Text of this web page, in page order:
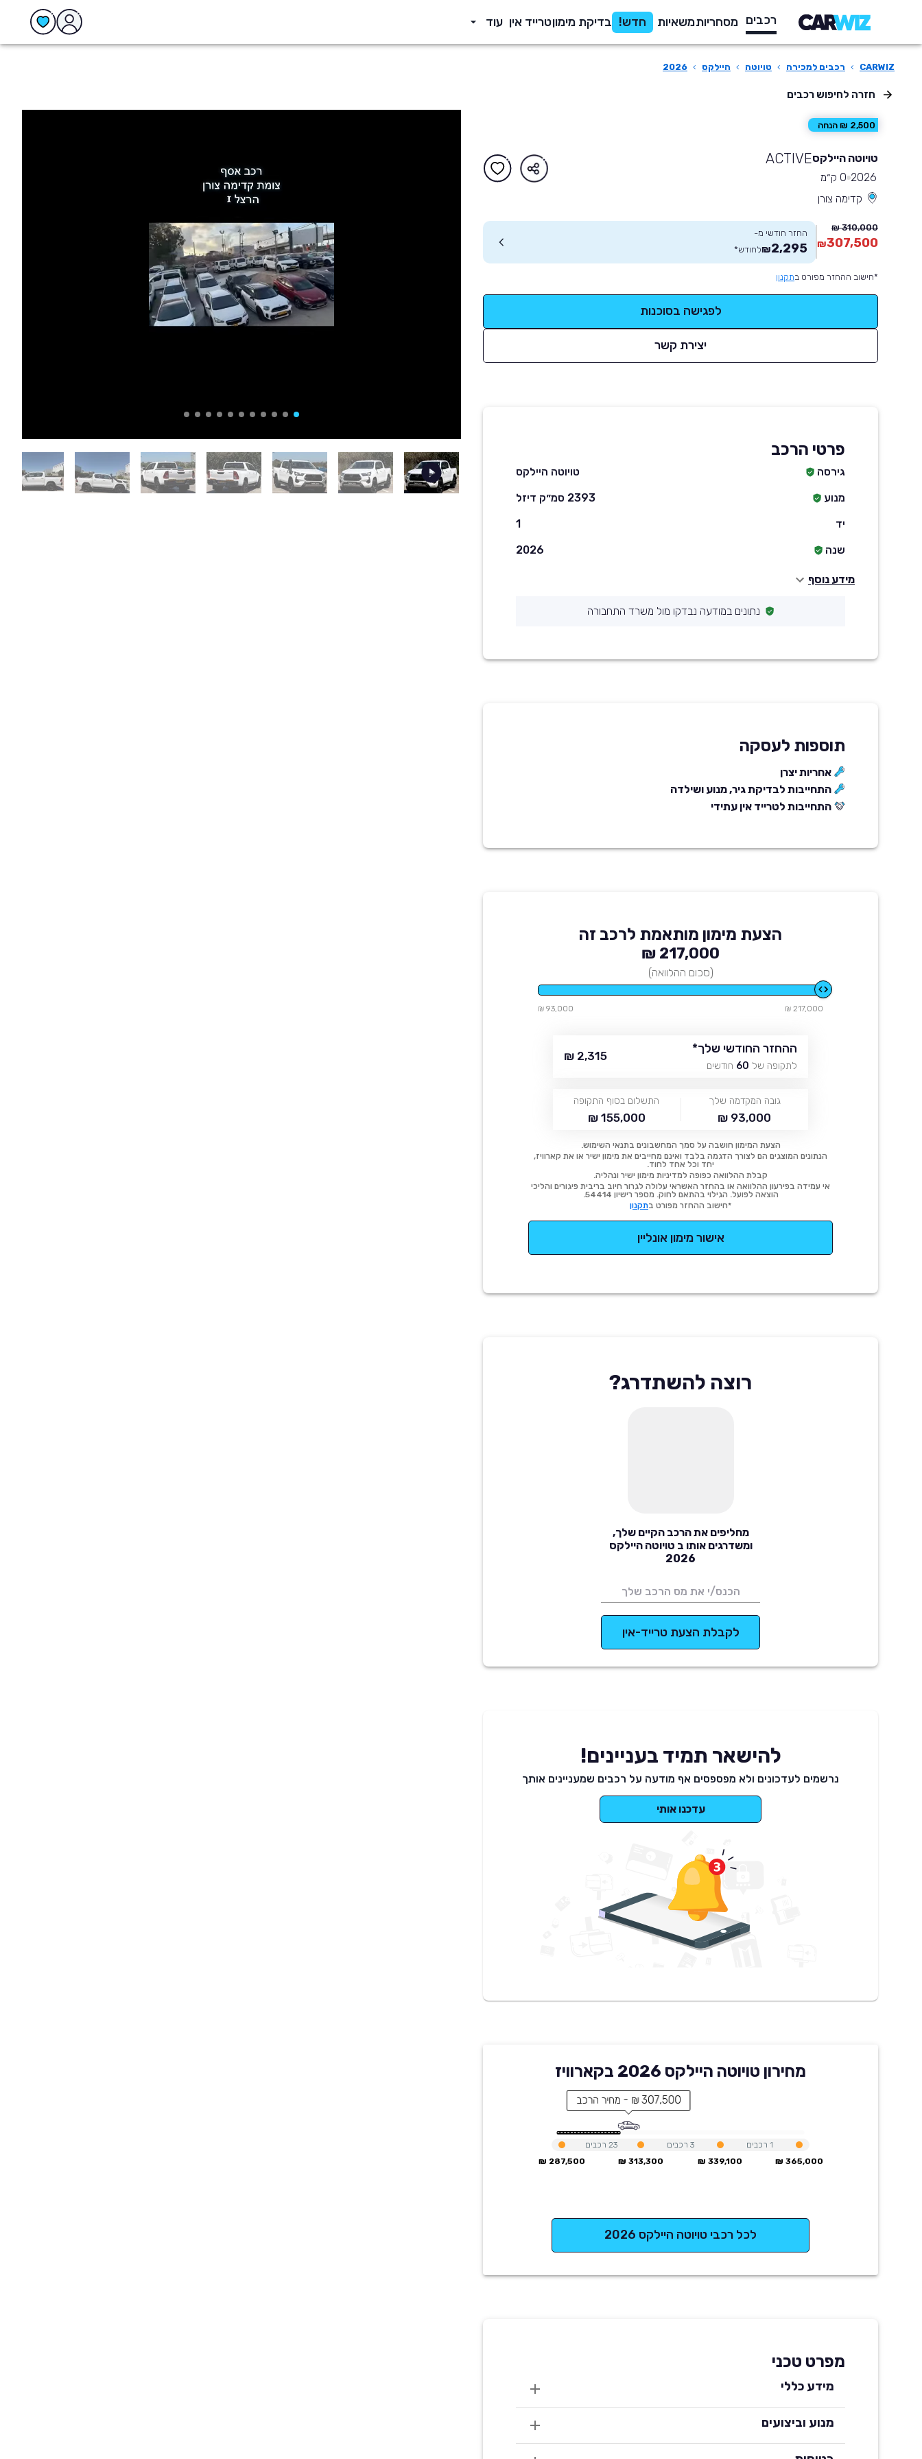
רכבים מסחריותמשאיות חדש! בדיקת מימוןטרייד אין עוד
CARWIZ
› רכבים למכירה › טויוטה › היילקס ›
2026
חזרה לחיפוש רכבים
2,500 ₪ הנחה
טויוטה היילקסACTIVE
2026 0 ק״מ
קדימה צורן
310,000 ₪
307,500
₪
החזר חודשי מ-
2,295
₪לחודש*
*חישוב ההחזר מפורט בתקנון
לפגישה בסוכנות
יצירת קשר
פרטי הרכב
גירסה
טויוטה היילקס
מנוע
2393 סמ״ק דיזל
יד
1
שנה
2026
מידע נוסף
נתונים במודעה נבדקו מול משרד התחבורה
תוספות לעסקה
אחריות יצרן
התחייבות לבדיקת גיר, מנוע ושילדה
התחייבות לטרייד אין עתידי
הצעת מימון מותאמת לרכב זה
217,000 ₪
(סכום ההלוואה)
217,000 ₪
93,000 ₪
ההחזר החודשי שלך*
לתקופה של 60 חודשים
2,315 ₪
גובה המקדמה שלך
93,000 ₪
התשלום בסוף התקופה
155,000 ₪
הצעת המימון חושבה על סמך המחשבונים בתנאי השימוש.
הנתונים המוצגים הם לצורך הדגמה בלבד ואינם מחייבים את מימון ישיר או את קארוויז,
יחד וכל אחד לחוד.
קבלת ההלוואה כפופה למדיניות מימון ישיר ונהליה.
אי עמידה בפירעון ההלוואה או בהחזר האשראי עלולה לגרור חיוב בריבית פיגורים והליכי
הוצאה לפועל. הגילוי בהתאם לחוק. מספר רישיון 54414.
*חישוב ההחזר מפורט בתקנון
אישור מימון אונליין
רוצה להשתדרג?
מחליפים את הרכב הקיים שלך,
ומשדרגים אותו ב טויוטה היילקס
2026
לקבלת הצעת טרייד-אין
להישאר תמיד בעניינים!
נרשמים לעדכונים ולא מפספסים אף מודעה על רכבים שמעניינים אותך
עדכנו אותי
מחירון טויוטה היילקס 2026 בקארוויז
307,500 ₪ - מחיר הרכב
287,500 ₪
23 רכבים
313,300 ₪
3 רכבים
339,100 ₪
1 רכבים
365,000 ₪
לכל רכבי טויוטה היילקס 2026
מפרט טכני
מידע כללי
מנוע וביצועים